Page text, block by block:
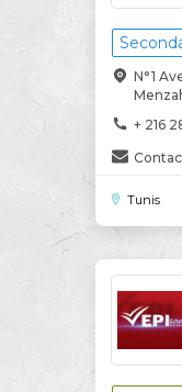
N°1
+ 216
Tunis